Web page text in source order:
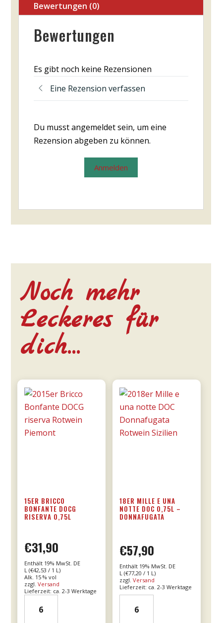
Bewertungen (0)
Bewertungen
Es gibt noch keine Rezensionen
Eine Rezension verfassen
Du musst angemeldet sein, um eine
Rezension abgeben zu können.
Anmelden
Noch mehr
Leckeres für
dich…
15ER BRICCO
BONFANTE DOCG
RISERVA 0,75L
€31,90
Enthält 19% MwSt. DE
L (€42,53 / 1 L)
Alk. 15 % vol
zzgl. Versand
Lieferzeit: ca. 2-3 Werktage
Bricco
18ER MILLE E UNA
NOTTE DOC 0,75L –
DONNAFUGATA
€57,90
Enthält 19% MwSt. DE
L (€77,20 / 1 L)
zzgl.Versand
Lieferzeit: ca. 2-3 Werktage
Mille